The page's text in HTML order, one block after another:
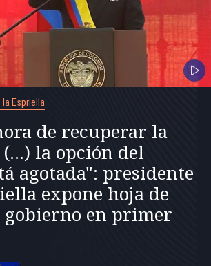
Espriella
de recuperar la
la opción del
agotada": presidente
expone hoja de
gobierno en primer